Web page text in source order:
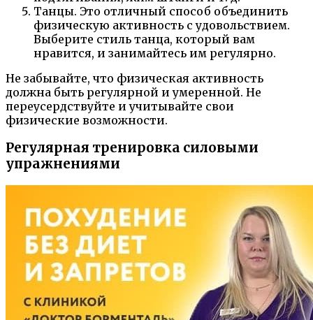
Танцы. Это отличный способ объединить
физическую активность с удовольствием.
Выберите стиль танца, который вам
нравится, и занимайтесь им регулярно.
Не забывайте, что физическая активность
должна быть регулярной и умеренной. Не
переусердствуйте и учитывайте свои
физические возможности.
Регулярная тренировка силовыми
упражнениями